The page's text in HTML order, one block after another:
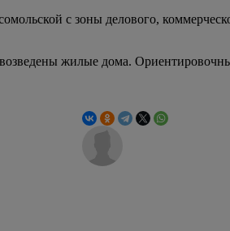
с зоны делового,
возведены жилые дома.